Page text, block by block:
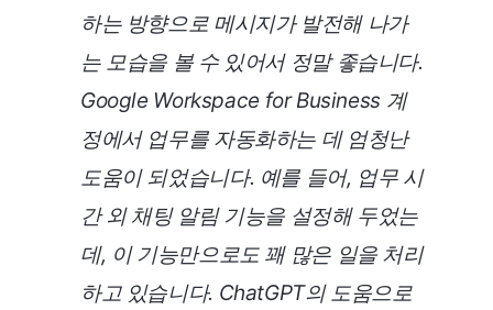
하는 방향으로 메시지가 발전해 나가
는 모습을 볼 수 있어서 정말 좋습니다.
Google Workspace for Business 계
정에서 업무를 자동화하는 데 엄청난
도움이 되었습니다. 예를 들어, 업무 시
간 외 채팅 알림 기능을 설정해 두었는
데, 이 기능만으로도 꽤 많은 일을 처리
하고 있습니다. ChatGPT의 도움으로